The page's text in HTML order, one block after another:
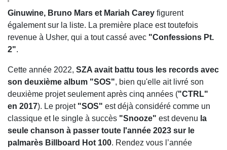
Ginuwine, Bruno Mars et Mariah Carey figurent
également sur la liste. La première place est toutefois
revenue à Usher, qui a tout cassé avec "Confessions Pt.
2".
Cette année 2022, SZA avait battu tous les records avec
son deuxième album "SOS", bien qu'elle ait livré son
deuxième projet seulement après cinq années ("CTRL"
en 2017). Le projet "SOS" est déjà considéré comme un
classique et le single à succès "Snooze" est devenu la
seule chanson à passer toute l'année 2023 sur le
palmarès Billboard Hot 100. Rendez vous l’année